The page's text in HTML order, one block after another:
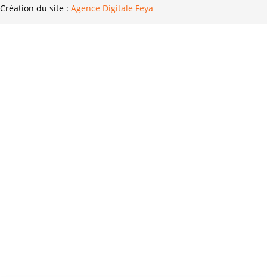
Création du site : Agence Digitale Feya